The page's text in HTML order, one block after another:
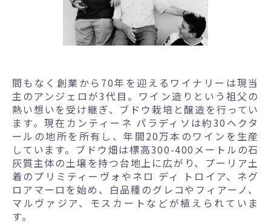
間もなく創業から70年を迎えるワイナリーは現当
主のアンジェロが3代目。ワイン造りという祖父の
熱い想いを受け継ぎ、ブドウ栽培と醸造を行ってい
ます。現在カンティーネ パラディソは約30ヘクタ
ールの地所を所有し、年間20万本のワインを生産
しています。ブドウ畑は標高300-400メートルの石
灰質主体の土壌を持つ台地上に広がり、プーリア土
着のプリミティーヴォやネロ ディ トロイア、ネグ
ロアマーロを始め、白品種のグレコやフィアーノ、
マルヴァジア、モスカートなどが植えられていま
す。